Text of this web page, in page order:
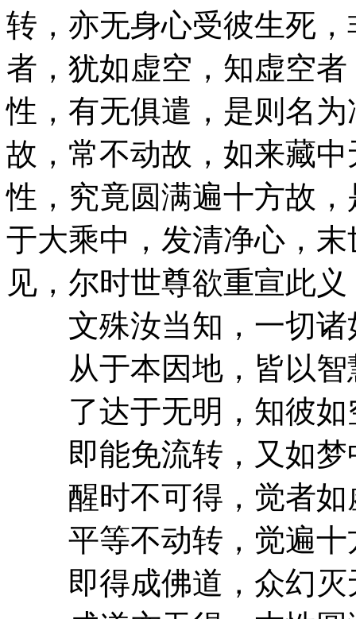
转，亦无身心受彼生死
者，犹如虚空，知虚空
性，有无俱遣，是则名
故，常不动故，如来藏
性，究竟圆满遍十方故
于大乘中，发清净心，
见，尔时世尊欲重宣此
文殊汝当知，一切诸
从于本因地，皆以智
了达于无明，知彼如
即能免流转，又如梦
醒时不可得，觉者如
平等不动转，觉遍十
即得成佛道，众幻灭